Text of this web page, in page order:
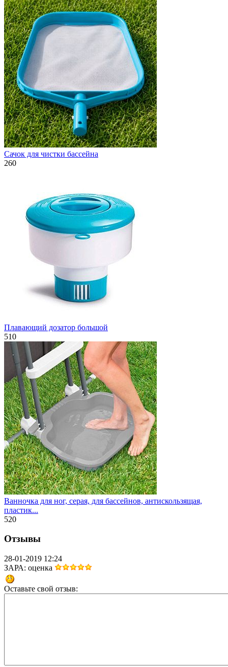
Сачок для чистки бассейна
260
Плавающий дозатор большой
510
Ванночка для ног, серая, для бассейнов, антискользящая,
пластик...
520
Отзывы
28-01-2019 12:24
ЗАРА: оценка
Оставьте свой отзыв: